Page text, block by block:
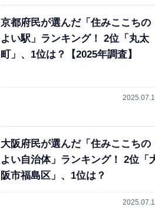
京都府民が選んだ「住みここちの
よい駅」ランキング！ 2位「丸太
町」、1位は？【2025年調査】
大阪府民が選んだ「住みここちの
よい自治体」ランキング！ 2位「
阪市福島区」、1位は？